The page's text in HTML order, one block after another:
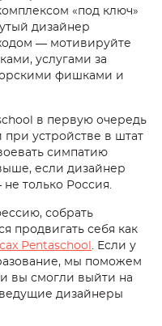
«под ключ»
дизайнер
— мотивируйте
услугами за
фишками и
в первую очередь
устройстве в штат
симпатию
если дизайнер
только Россия.
собрать
продвигать себя как
Pentaschool . Если у
мы поможем
вы смогли выйти на
дизайнеры